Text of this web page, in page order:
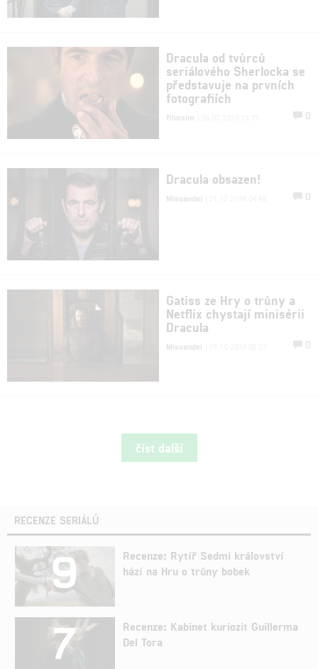
Dracula od tvůrců
seriálového Sherlocka se
představuje na prvních
fotografiích
filmsim 0
Dracula obsazen!
Missandei 0
Gatiss ze Hry o trůny a
Netflix chystají minisérii
Dracula
Missandei 0
číst další
RECENZE SERIÁLŮ
9
Recenze: Rytíř Sedmi království
hází na Hru o trůny bobek
7
Recenze: Kabinet kuriozit Guillerma
Del Tora